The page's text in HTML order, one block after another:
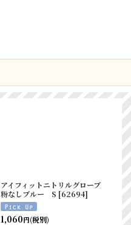
ニトリルグローブ ブルーL 粉な
し 1００入[ 62674]
1,450 円(税別)
( 税込: 1,595円)